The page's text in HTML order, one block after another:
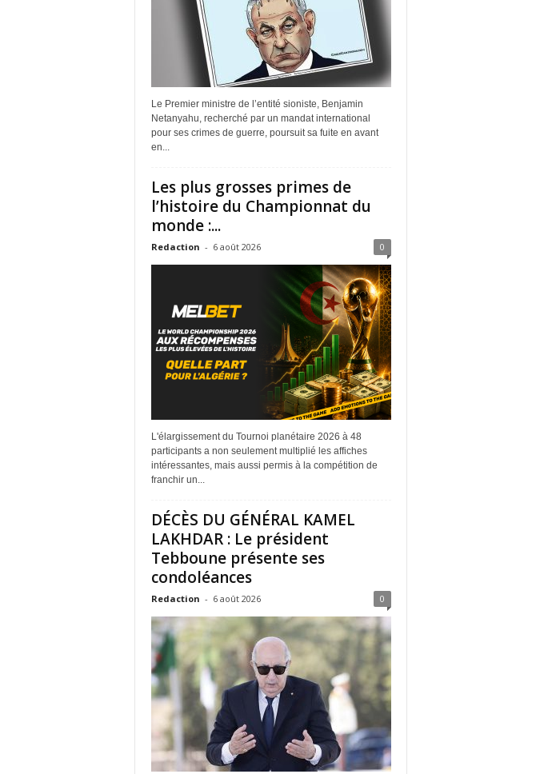
Le Premier ministre de l’entité sioniste, Benjamin
Netanyahu, recherché par un mandat international
pour ses crimes de guerre, poursuit sa fuite en avant
en...
Les plus grosses primes de
l’histoire du Championnat du
monde :...
Redaction - 6 août 2026 0
L'élargissement du Tournoi planétaire 2026 à 48
participants a non seulement multiplié les affiches
intéressantes, mais aussi permis à la compétition de
franchir un...
DÉCÈS DU GÉNÉRAL KAMEL
LAKHDAR : Le président
Tebboune présente ses
condoléances
Redaction - 6 août 2026 0